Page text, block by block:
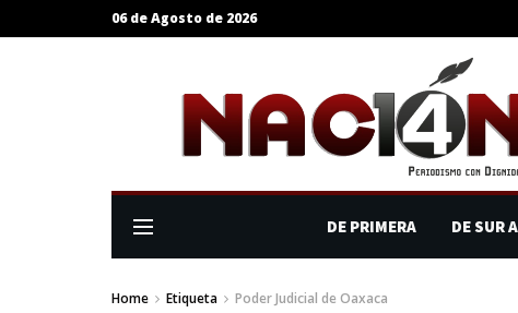
06 de Agosto de 2026
DE PRIMERA DE SUR
Home Etiqueta Poder Judicial de Oaxaca